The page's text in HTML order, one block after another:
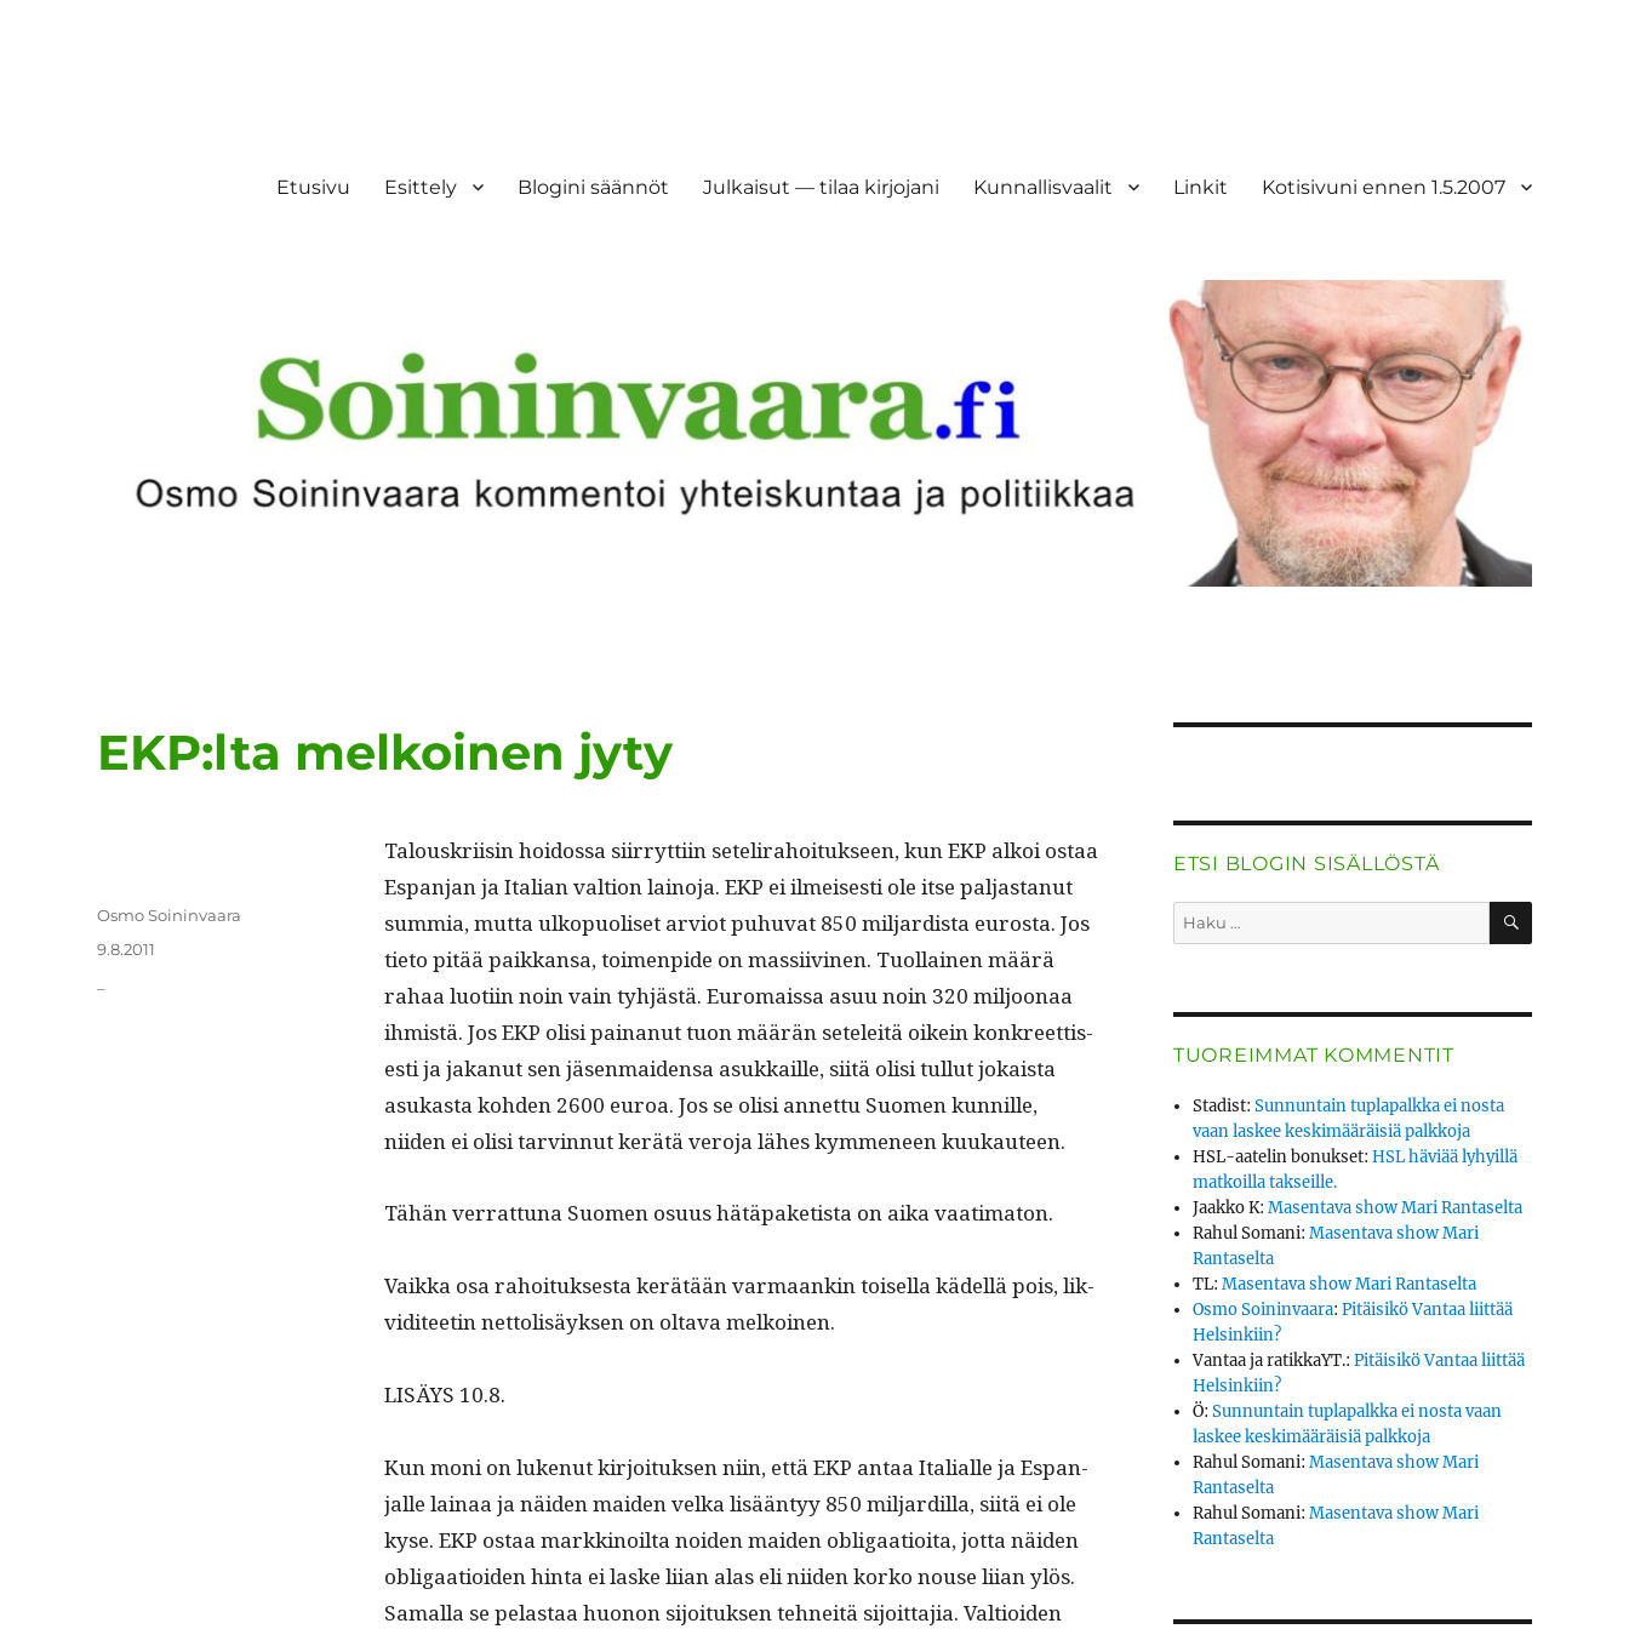
Etusivu Esittely Blogini säännöt Julkaisut — tilaa kirjojani Kunnallisvaalit Linkit Kotisivuni ennen 1.5.2007
EKP:lta melkoinen jyty
Talouskri­isin hoi­dos­sa siir­ryt­ti­in setelira­hoituk­seen, kun EKP alkoi ostaa
Espan­jan ja Ital­ian val­tion lain­o­ja. EKP ei ilmeis­es­ti ole itse pal­jas­tanut
sum­mia, mut­ta ulkop­uoliset arviot puhu­vat 850 mil­jardista eurosta. Jos
tieto pitää paikkansa, toimen­pide on mas­si­ivi­nen. Tuol­lainen määrä
rahaa luoti­in noin vain tyhjästä. Euro­mais­sa asuu noin 320 miljoon­aa
ihmistä. Jos EKP olisi painanut tuon määrän seteleitä oikein konkreet­tis­
es­ti ja jakanut sen jäsen­maid­en­sa asukkaille, siitä olisi tul­lut jokaista
asukas­ta kohden 2600 euroa. Jos se olisi annet­tu Suomen kun­nille,
niiden ei olisi tarvin­nut kerätä vero­ja läh­es kymme­neen kuukauteen.
Tähän ver­rat­tuna Suomen osu­us hätä­paketista on aika vaatimaton.
Vaik­ka osa rahoituk­ses­ta kerätään var­maankin toisel­la kädel­lä pois, lik­
vidi­teetin net­tolisäyk­sen on olta­va melkoinen.
LISÄYS 10.8.
Kun moni on lukenut kir­joituk­sen niin, että EKP antaa Ital­ialle ja Espan­
jalle lainaa ja näi­den maid­en vel­ka lisään­tyy 850 mil­jardil­la, siitä ei ole
kyse. EKP ostaa markki­noil­ta noiden maid­en oblig­aa­tioi­ta, jot­ta näi­den
oblig­aa­tioiden hin­ta ei laske liian alas eli niiden korko nouse liian ylös.
Samal­la se pelas­taa huonon sijoituk­sen tehneitä sijoit­ta­jia. Val­tioiden
Kirjoittaja
Osmo Soininvaara
Julkaistu
9.8.2011
ETSI BLOGIN SISÄLLÖSTÄ
Etsi: HAKU
TUOREIMMAT KOMMENTIT
Stadist:Sunnuntain tuplapalkka ei nosta
vaan laskee keskimääräisiä palkkoja
HSL-aatelin bonukset:HSL häviää lyhyillä
matkoilla takseille.
Jaakko K:Masentava show Mari Rantaselta
Rahul Somani:Masentava show Mari
Rantaselta
TL:Masentava show Mari Rantaselta
Osmo Soininvaara:Pitäisikö Vantaa liittää
Helsinkiin?
Vantaa ja ratikkaYT.:Pitäisikö Vantaa liittää
Helsinkiin?
Ö:Sunnuntain tuplapalkka ei nosta vaan
laskee keskimääräisiä palkkoja
Rahul Somani:Masentava show Mari
Rantaselta
Rahul Somani:Masentava show Mari
Rantaselta